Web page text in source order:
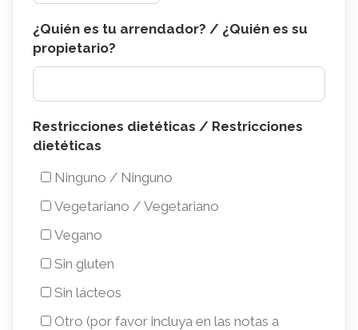
¿Quién es tu arrendador? / ¿Quién es su
propietario?
Restricciones
dietéticas
/
Restricciones
dietéticas
Restricciones dietéticas / Restricciones
dietéticas
Ninguno / Ninguno
Vegetariano / Vegetariano
Vegano
Sin gluten
Sin lácteos
Otro (por favor incluya en las notas a